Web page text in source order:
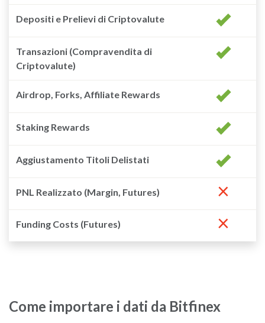
Depositi e Prelievi di Criptovalute
Transazioni (Compravendita di
Criptovalute)
Airdrop, Forks, Affiliate Rewards
Staking Rewards
Aggiustamento Titoli Delistati
PNL Realizzato (Margin, Futures) ×
Funding Costs (Futures) ×
Come importare i dati da Bitfinex